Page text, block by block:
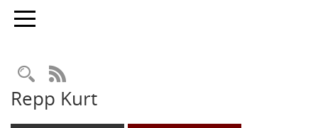
Toggle navigation
Rechercheauswahl
RSS-Feed
Repp Kurt